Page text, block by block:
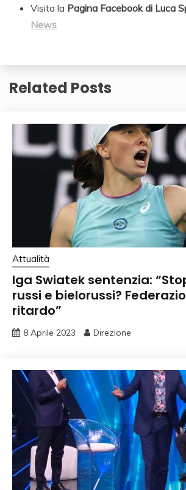
Visita la Pagina Facebook di Luca
News
Related Posts
Attualità
Iga Swiatek sentenzia:
russi e bielorussi?
ritardo”
8 Aprile 2023 Direzione